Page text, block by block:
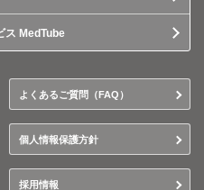
ス MedTube
よくあるご質問（FAQ）
個人情報保護方針
採用情報